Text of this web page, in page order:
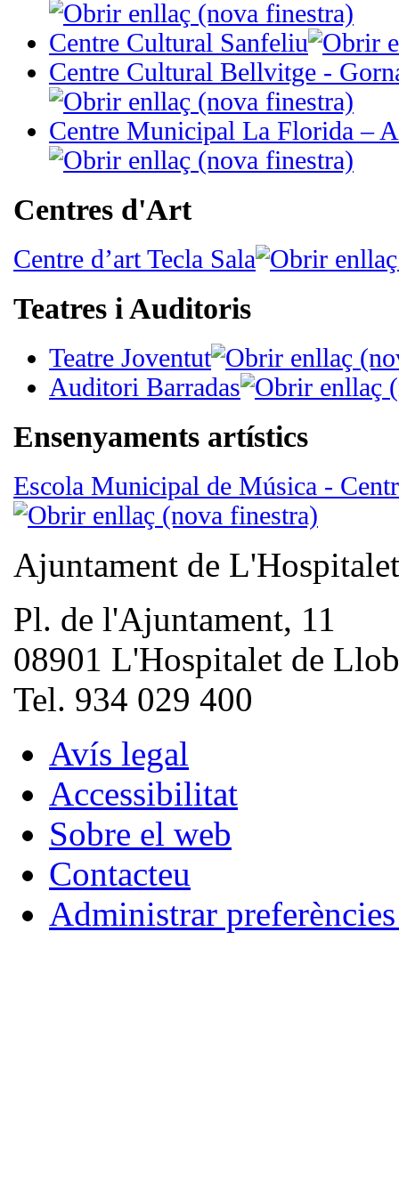
Centre Cultural Sanfeliu
Centre Cultural Bellvitge -
Centre Municipal La Florida –
Centres d'Art
Centre d’art Tecla Sala
Teatres i Auditoris
Teatre Joventut
Auditori Barradas
Ensenyaments artístics
Escola Municipal de Música -
Ajuntament de L'Hospitalet
Pl. de l'Ajuntament, 11
08901 L'Hospitalet de
Tel. 934 029 400
Avís legal
Accessibilitat
Sobre el web
Contacteu
Administrar